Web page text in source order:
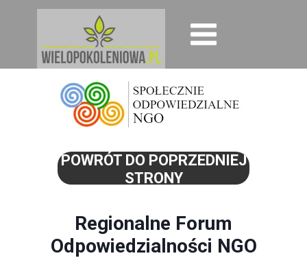
POWRÓT DO POPRZEDNIEJ
STRONY
Regionalne Forum
Odpowiedzialności NGO